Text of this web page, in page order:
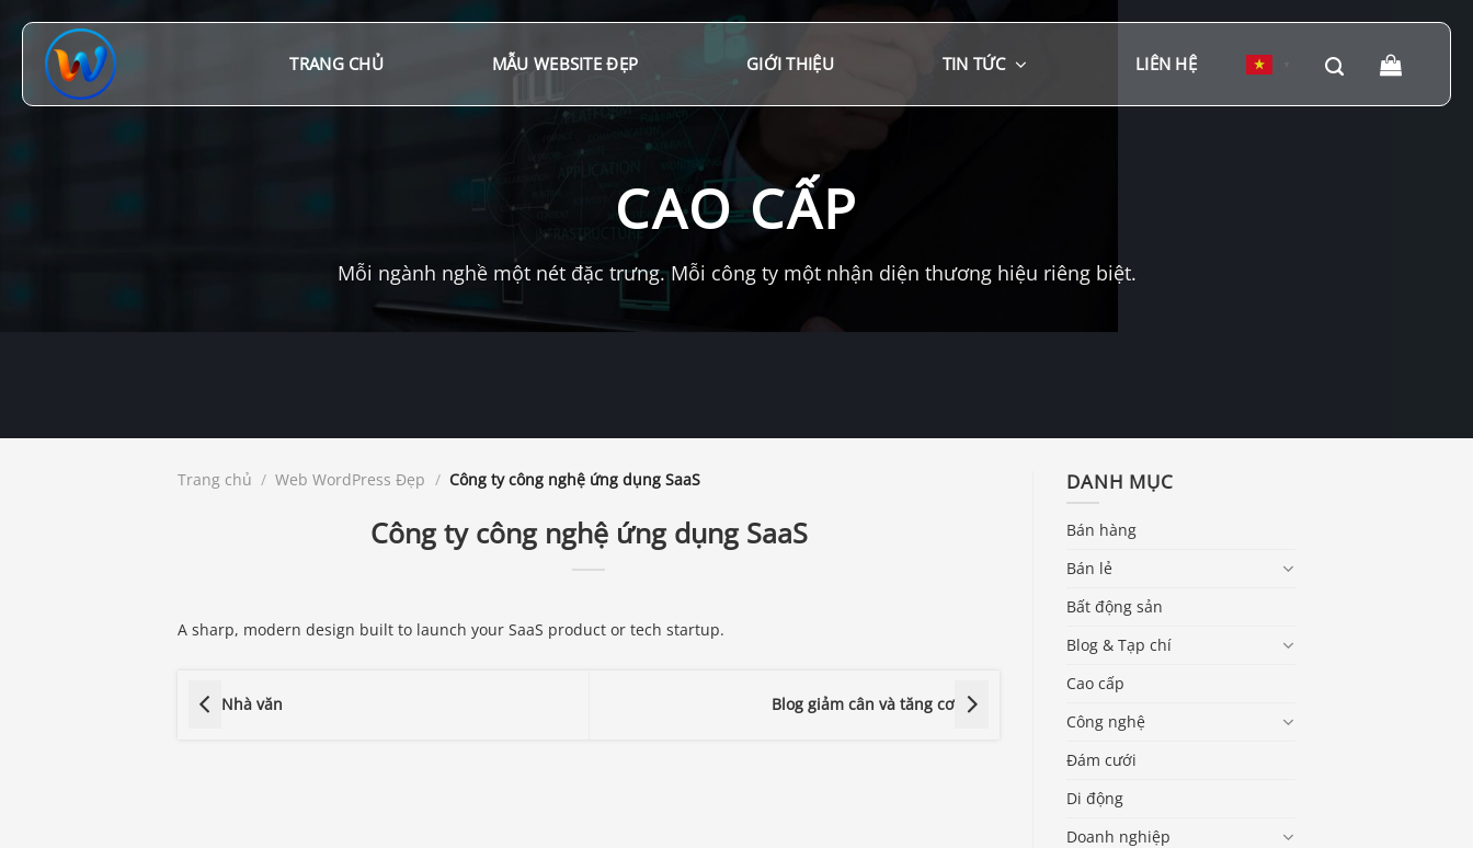
đến
TRANG CHỦ MẪU WEBSITE ĐẸP GIỚI THIỆU TIN TỨC LIÊN HỆ
CAO CẤP
Mỗi ngành nghề một nét đặc trưng. Mỗi công ty một nhận diện thương hiệu riêng biệt.
Trang chủ / Web WordPress Đẹp / Công ty công nghệ ứng dụng SaaS
Công ty công nghệ ứng dụng SaaS
A sharp, modern design built to launch your SaaS product or tech startup.
Nhà văn Blog giảm cân và tăng cơ
DANH MỤC
Bán hàng
Bán lẻ
Bất động sản
Blog & Tạp chí
Cao cấp
Công nghệ
Đám cưới
Di động
Doanh nghiệp